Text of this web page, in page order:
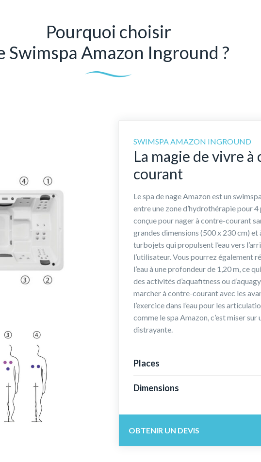
Pourquoi choisir
Swimspa Amazon Inground ?
SWIMSPA AMAZON INGROUND
La magie de vivre à
courant
Le spa de nage Amazon est un
entre une zone d’hydrothérapie pour
conçue pour nager à contre-courant
grandes dimensions (500 x 230 cm) et
turbojets qui propulsent l’eau vers
l’utilisateur. Vous pourrez également
l’eau à une profondeur de 1,20 m, ce
des activités d’aquafitness ou
marcher à contre-courant avec les
l’exercice dans l’eau pour les
comme le spa Amazon, c’est miser sur
distrayante.
Places
Dimensions
OBTENIR UN DEVIS